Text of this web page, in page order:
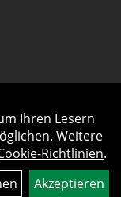
Ihren Lesern
Weitere
Richtlinien.
Akzeptieren
widerrufen